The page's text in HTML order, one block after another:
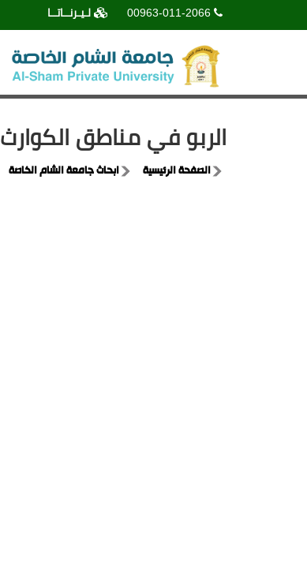
00963-011-2066 لـيـرنــاتــا
الربو في مناطق الكوارث
الصفحة الرئيسية ابحاث جامعة الشام الخاصة